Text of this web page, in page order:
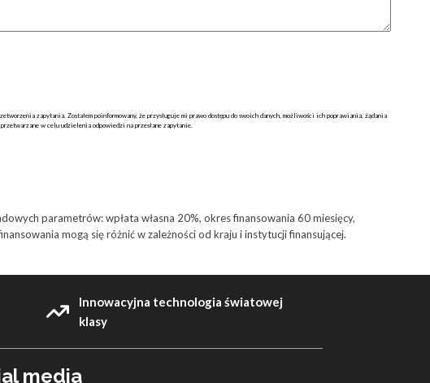
zapytania. Zostałem poinformowany, że przysługuje mi prawo dostępu do swoich danych, możliwości ich poprawiania, żądania
w celu udzielenia odpowiedzi na przesłane zapytanie.
parametrów: wpłata własna 20%, okres finansowania 60 miesięcy,
mogą się różnić w zależności od kraju i instytucji finansującej.
Innowacyjna technologia światowej
klasy
media